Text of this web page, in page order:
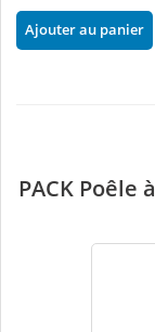
Ajouter au panier
PACK Poêle